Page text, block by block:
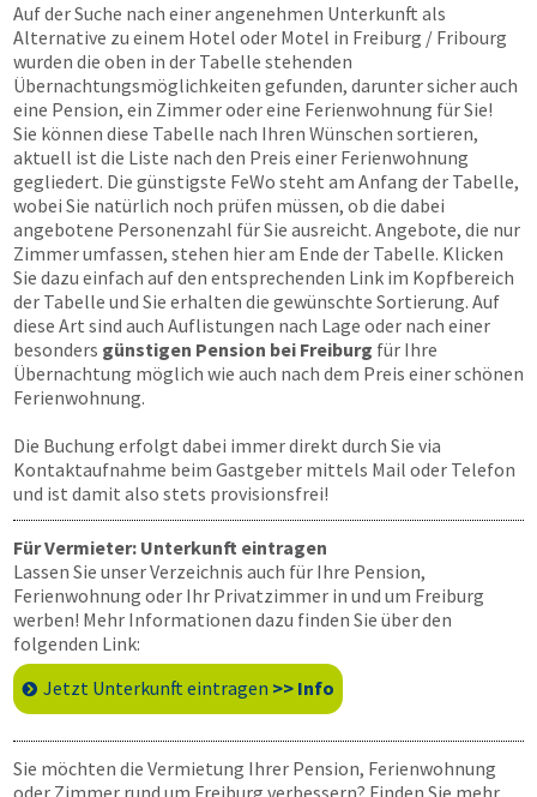
Auf der Suche nach einer angenehmen Unterkunft als
Alternative zu einem Hotel oder Motel in Freiburg / Fribourg
wurden die oben in der Tabelle stehenden
Übernachtungsmöglichkeiten gefunden, darunter sicher auch
eine Pension, ein Zimmer oder eine Ferienwohnung für Sie!
Sie können diese Tabelle nach Ihren Wünschen sortieren,
aktuell ist die Liste nach den Preis einer Ferienwohnung
gegliedert. Die günstigste FeWo steht am Anfang der Tabelle,
wobei Sie natürlich noch prüfen müssen, ob die dabei
angebotene Personenzahl für Sie ausreicht. Angebote, die nur
Zimmer umfassen, stehen hier am Ende der Tabelle. Klicken
Sie dazu einfach auf den entsprechenden Link im Kopfbereich
der Tabelle und Sie erhalten die gewünschte Sortierung. Auf
diese Art sind auch Auflistungen nach Lage oder nach einer
besonders günstigen Pension bei Freiburg für Ihre
Übernachtung möglich wie auch nach dem Preis einer schönen
Ferienwohnung.
Die Buchung erfolgt dabei immer direkt durch Sie via
Kontaktaufnahme beim Gastgeber mittels Mail oder Telefon
und ist damit also stets provisionsfrei!
Für Vermieter: Unterkunft eintragen
Lassen Sie unser Verzeichnis auch für Ihre Pension,
Ferienwohnung oder Ihr Privatzimmer in und um Freiburg
werben! Mehr Informationen dazu finden Sie über den
folgenden Link:
Jetzt Unterkunft eintragen >> Info
Sie möchten die Vermietung Ihrer Pension, Ferienwohnung
oder Zimmer rund um Freiburg verbessern? Finden Sie mehr